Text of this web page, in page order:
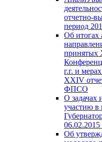
отчетно-
период
Об итогах
принятых
г.г. и
XXIV
ФПСО
О задачах
участию в
Об